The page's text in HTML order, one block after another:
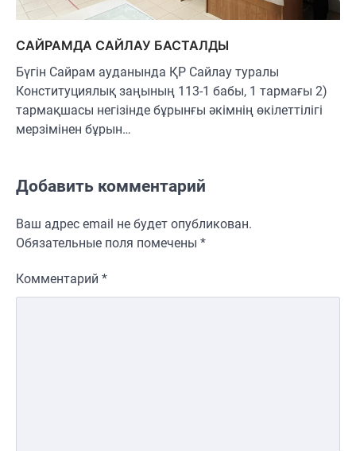
САЙРАМДА САЙЛАУ БАСТАЛДЫ
Бүгін Сайрам ауданында ҚР Сайлау туралы
Конституциялық заңының 113-1 бабы, 1 тармағы 2)
тармақшасы негізінде бұрынғы әкімнің өкілеттілігі
мерзімінен бұрын…
Добавить комментарий
Ваш адрес email не будет опубликован.
Обязательные поля помечены *
Комментарий *